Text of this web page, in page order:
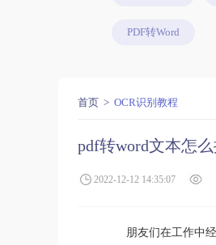
PDF转Word
首页 OCR识别教程
pdf转word文本怎
2022-12-12 14:35:07
朋友们在工作中经常